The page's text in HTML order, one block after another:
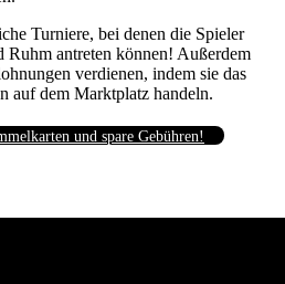
Turniere, bei denen die Spieler
Ruhm antreten können! Außerdem
verdienen, indem sie das
auf dem Marktplatz handeln.
und spare Gebühren!